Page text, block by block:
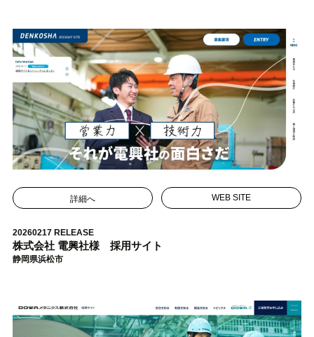
詳細へ WEB SITE
20260217 RELEASE
株式会社 電興社様 採用サイト
静岡県浜松市